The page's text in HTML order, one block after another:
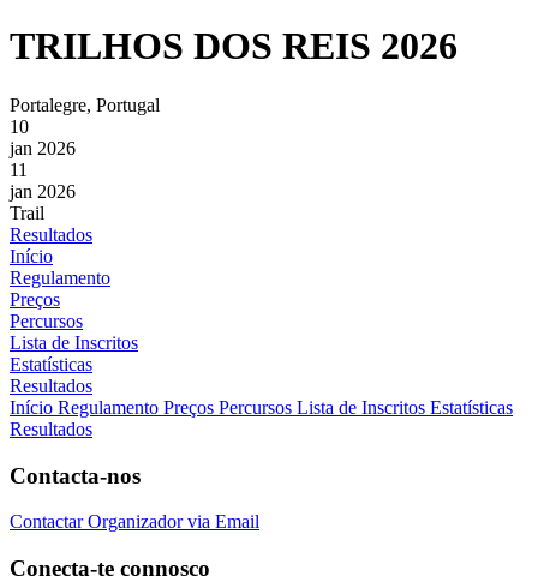
TRILHOS DOS REIS 2026
Portalegre, Portugal
10
jan 2026
11
jan 2026
Trail
Resultados
Início
Regulamento
Preços
Percursos
Lista de Inscritos
Estatísticas
Resultados
Início Regulamento Preços Percursos Lista de Inscritos Estatísticas
Resultados
Contacta-nos
Contactar Organizador via Email
Conecta-te connosco